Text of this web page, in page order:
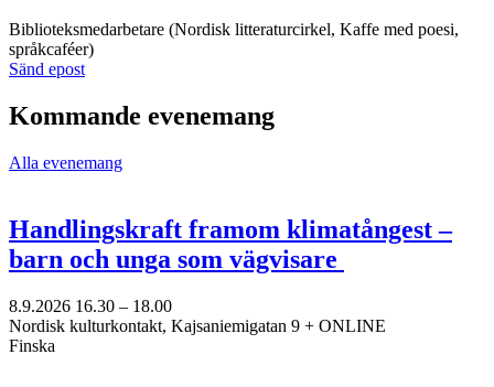
Biblioteks­medarbetare (Nordisk litteraturcirkel, Kaffe med poesi,
språkcaféer)
Sänd epostSänd
minna.vuori@nkk.org
Kommande evenemang
Alla evenemang
Handlingskraft framom klimatångest –
barn och unga som vägvisare
8.9.2026 16.30 – 18.00
Nordisk kulturkontakt, Kajsaniemigatan 9 + ONLINE
Finska